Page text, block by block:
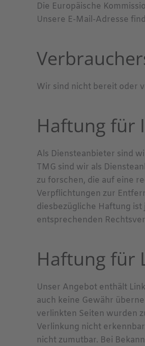
Die Europäische
Unsere E-Mail-Adresse
Wir sind nicht bereit oder
Haftung für
Als Diensteanbieter sind
TMG sind wir als
zu forschen, die auf eine
Verpflichtungen zur
diesbezügliche Haftung
entsprechenden
Haftung für
Unser Angebot enthält
auch keine Gewähr
verlinkten Seiten wurden
Verlinkung nicht
nicht zumutbar. Bei